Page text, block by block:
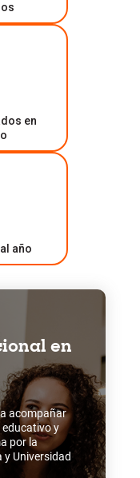
en
año
en
acompañar
educativo y
por la
y Universidad